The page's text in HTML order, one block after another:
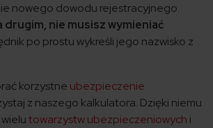
nowego dowodu rejestracyjnego.
drugim, nie musisz wymieniać
po prostu wykreśli jego nazwisko z
korzystne ubezpieczenie
z naszego kalkulatora. Dzięki niemu
towarzystw ubezpieczeniowych i